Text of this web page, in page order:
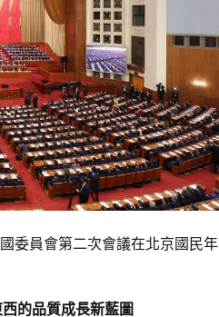
委員會第二次會議在北京國民年
的品質成長新藍圖